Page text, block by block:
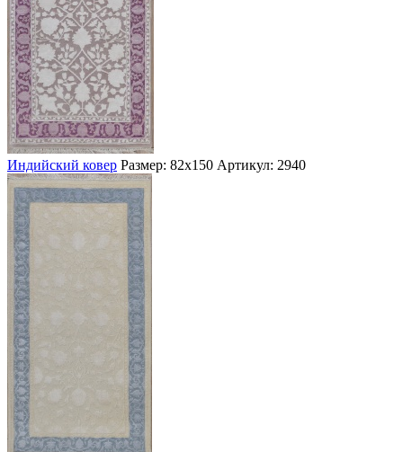
Индийский ковер Размер: 82х150 Артикул: 2940